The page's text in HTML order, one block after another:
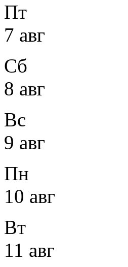
Пт
7 авг
Сб
8 авг
Вс
9 авг
Пн
10 авг
Вт
11 авг